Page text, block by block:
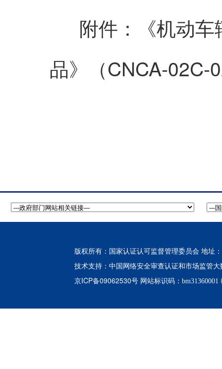
附件：
《机动
品》（CNCA-02C-
版权所有：国家认证认可监督管理委员会 地址
技术支持： 中国网络安全审查认证和市场监管
京ICP备09062530号 网站标识码：bm31360001